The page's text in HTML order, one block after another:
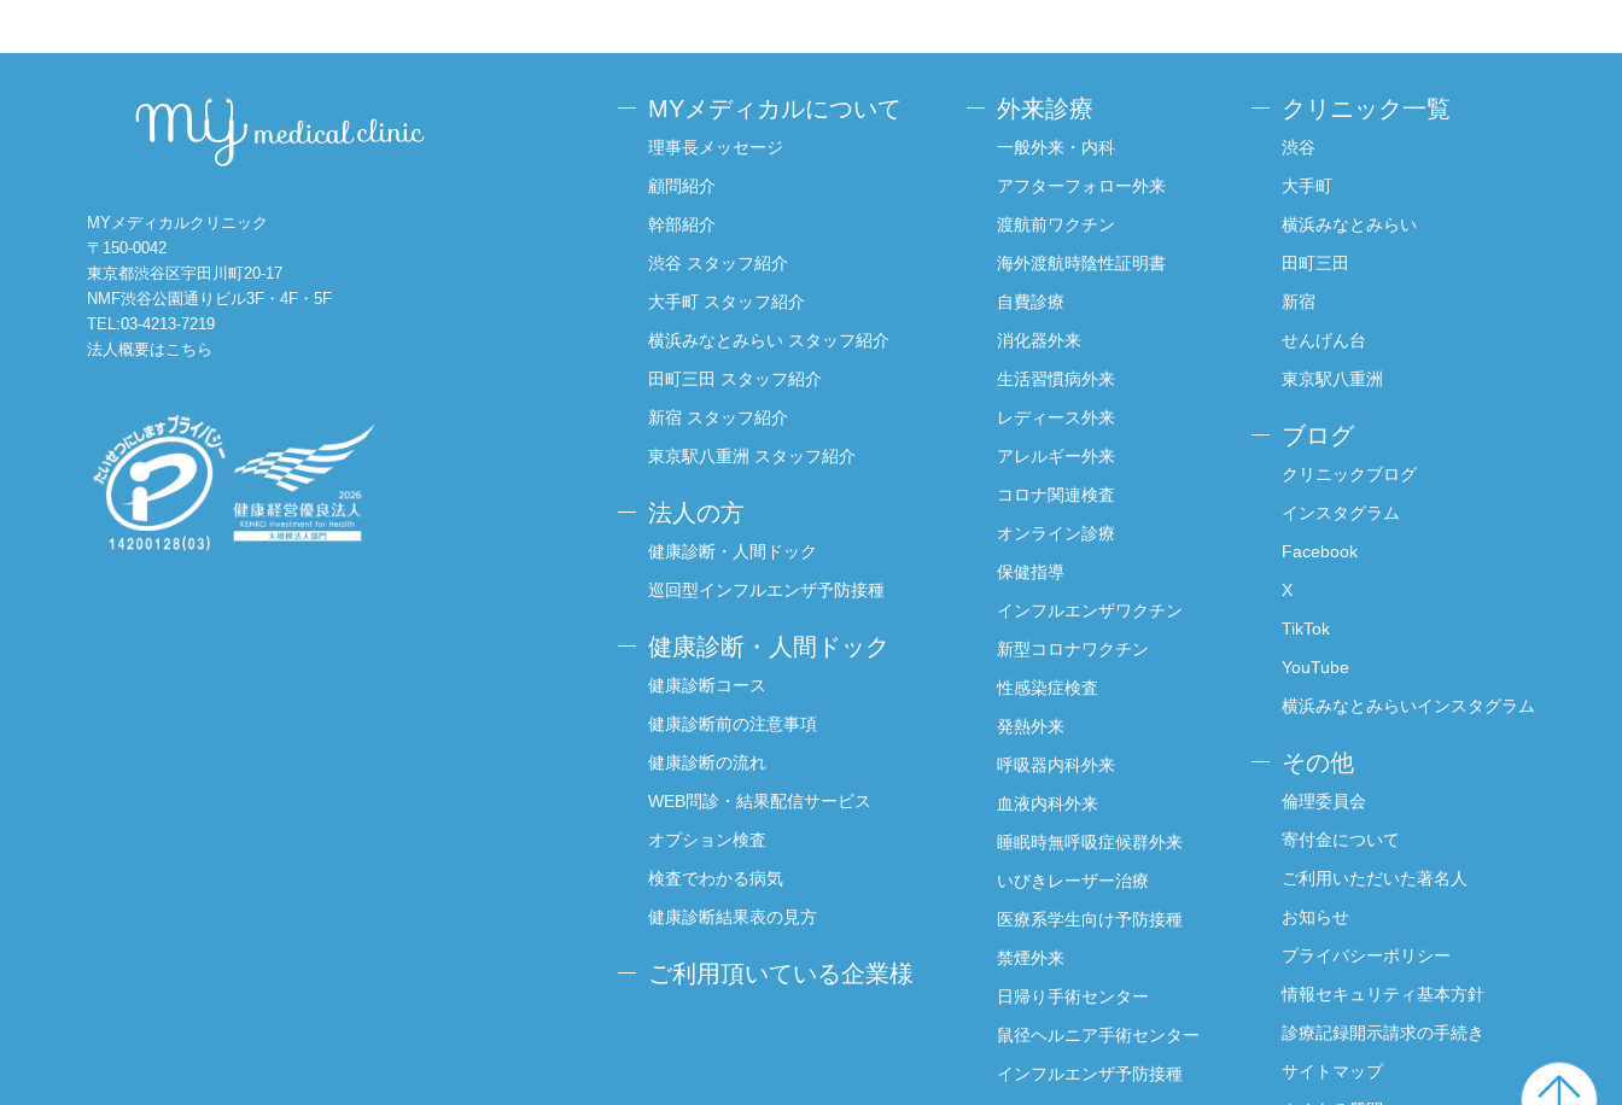
MYメディカルクリニック
〒150-0042
東京都渋谷区宇田川町20-17
NMF渋谷公園通りビル3F・4F・5F
TEL:03-4213-7219
法人概要はこちら
MYメディカルについて
理事長メッセージ
顧問紹介
幹部紹介
渋谷 スタッフ紹介
大手町 スタッフ紹介
横浜みなとみらい スタッフ紹介
田町三田 スタッフ紹介
新宿 スタッフ紹介
東京駅八重洲 スタッフ紹介
法人の方
健康診断・人間ドック
巡回型インフルエンザ予防接種
健康診断・人間ドック
健康診断コース
健康診断前の注意事項
健康診断の流れ
WEB問診・結果配信サービス
オプション検査
検査でわかる病気
健康診断結果表の見方
ご利用頂いている企業様
外来診療
一般外来・内科
アフターフォロー外来
渡航前ワクチン
海外渡航時陰性証明書
自費診療
消化器外来
生活習慣病外来
レディース外来
アレルギー外来
コロナ関連検査
オンライン診療
保健指導
インフルエンザワクチン
新型コロナワクチン
性感染症検査
発熱外来
呼吸器内科外来
血液内科外来
睡眠時無呼吸症候群外来
いびきレーザー治療
医療系学生向け予防接種
禁煙外来
日帰り手術センター
鼠径ヘルニア手術センター
インフルエンザ予防接種
クリニック一覧
渋谷
大手町
横浜みなとみらい
田町三田
新宿
せんげん台
東京駅八重洲
ブログ
クリニックブログ
インスタグラム
Facebook
X
TikTok
YouTube
横浜みなとみらいインスタグラム
その他
倫理委員会
寄付金について
ご利用いただいた著名人
お知らせ
プライバシーポリシー
情報セキュリティ基本方針
診療記録開示請求の手続き
サイトマップ